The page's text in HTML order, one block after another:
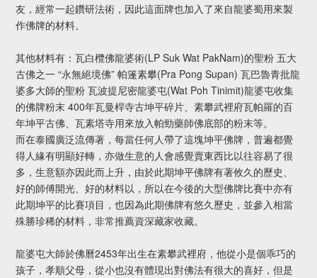
友，經常一起鑽研法術，因此這面牌也加入了來自龍婆蜀用來製
作佛牌的材料。
其他材料有：瓦白欖佛龍婆術(LP Suk Wat PakNam)的聖粉 五大
古佛之一 “永無絕境佛” 帕篷素攀(Pra Pong Supan) 瓦巴魯青批龍
婆多大師的聖粉 瓦波提尼密龍婆屯(Wat Poh Tinimit)龍婆屯收集
的佛牌粉末 400年瓦曼桿寺古坤平碎片、素攀武裡府瓦帕羅的百
年坤平古佛、瓦素塔寺用來放入帕勁藥師佛底部的粉末等。
而在泰國廣泛流傳著，每當任何人帶了這塊坤平佛牌，普遍都覺
得人緣有明顯好轉，亦做生意的人會感覺賣東西比以往容易了很
多，生意額亦因此而上升，由於此期坤平佛牌有著攸久的歷史、
好的師傅開光、好的材料以，所以在今後的大型佛牌比賽中亦有
此期坤平的比賽項目，也因為此期佛牌有悠久歷史，並參入相當
殊勝珍稀的材料，非常推薦資深藏家收藏。
龍婆屯大師於佛曆2453年出生在素攀武裡府，他從小是個乖巧的
孩子，孝順父母，從小也沒有體現出對佛法有很大的喜好，但是